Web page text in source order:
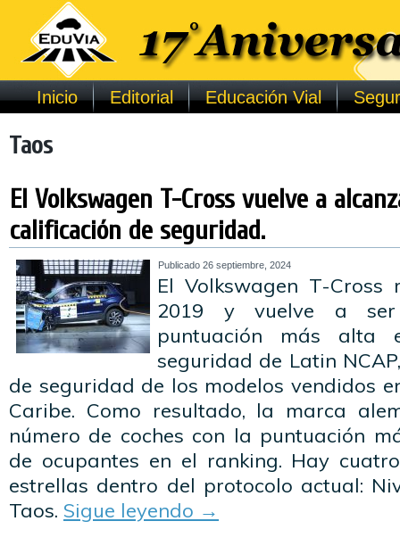
Inicio Editorial Educación Vial
Taos
El Volkswagen T-Cross vuelve a
calificación de seguridad.
Publicado 26 septiembre, 2024
El Volkswagen T-
2019 y vuelve a
puntuación más alta
seguridad de Latin
de seguridad de los modelos vendidos
Caribe. Como resultado, la marca
número de coches con la puntuación
de ocupantes en el ranking. Hay
estrellas dentro del protocolo actual:
Taos. Sigue leyendo →